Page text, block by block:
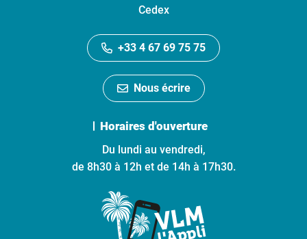
Cedex
+33 4 67 69 75 75
Nous écrire
Horaires d'ouverture
Du lundi au vendredi,
de 8h30 à 12h et de 14h à 17h30.